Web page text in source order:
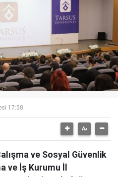
17:58
ve Sosyal Güvenlik
ve İş Kurumu İl